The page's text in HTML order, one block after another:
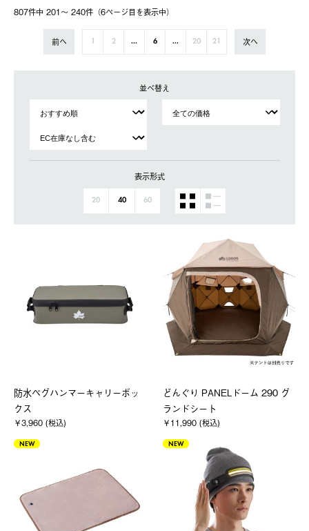
807件中 201〜 240件（6ページ⽬を表⽰中）
前へ 2 ... 6 ... 20 21 次へ
並べ替え
表示形式
20 40 60
防水ペグハンマーキャリーボッ
クス
￥3,960 (税込)
どんぐり PANELドーム 290 グ
ランドシート
￥11,990 (税込)
NEW NEW